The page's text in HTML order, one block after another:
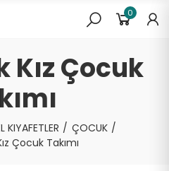
0
Kız Çocuk
KIYAFETLER
ÇOCUK
Çocuk Takımı